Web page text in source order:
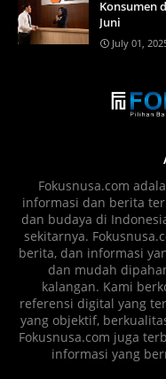
Konsumen
Juni
July 01,
Fokusnusa.com
informasi dan berita
dan budaya di
sekitarnya.
berita, dan informasi
dan mudah
kalangan. Kami
referensi digital yang
yang objektif,
Fokusnusa.com juga
informasi yang